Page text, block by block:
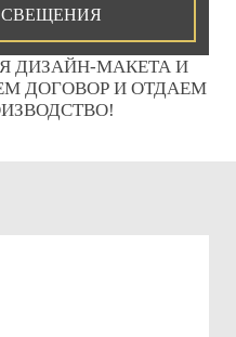
ДИЗАЙН-МАКЕТА И
ДОГОВОР И ОТДАЕМ